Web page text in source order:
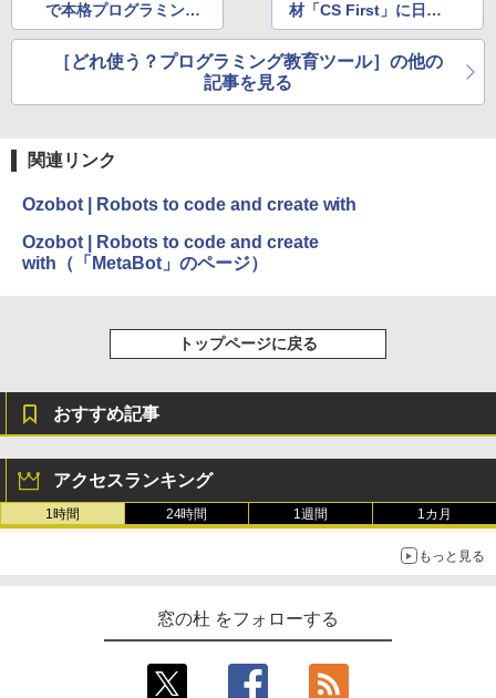
で本格プログラミング
はじめの一歩
材「CS First」に日本
語教材が登場！
［どれ使う？プログラミング教育ツール］の他の
記事を見る
関連リンク
Ozobot | Robots to code and create with
Ozobot | Robots to code and create
with（「MetaBot」のページ）
トップページに戻る
おすすめ記事
アクセスランキング
1時間 24時間 1週間 1カ月
もっと見る
窓の杜 をフォローする